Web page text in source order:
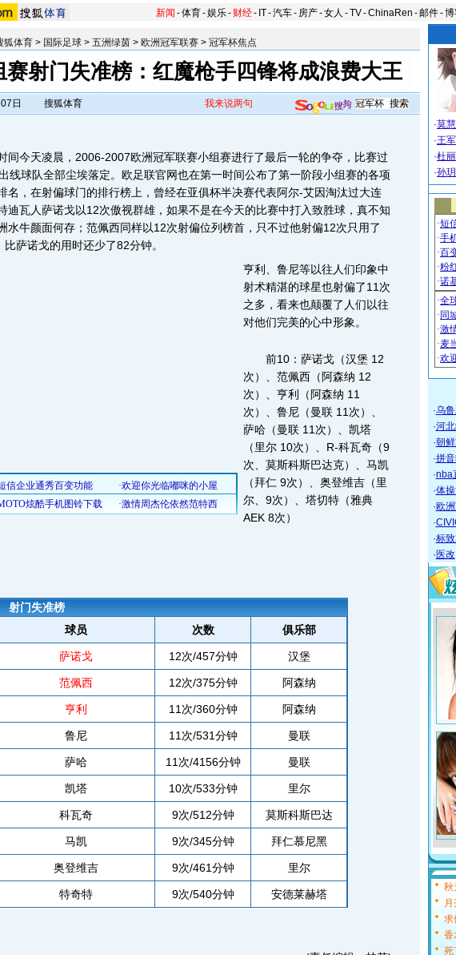
新闻 -体育-娱乐- 财经- IT-汽车- 房产-女人 -TV-ChinaRen -邮件-
狐体育 > 国际足球 > 五洲绿茵 > 欧洲冠军联赛 > 冠军杯焦点
赛射门失准榜：红魔枪手四锋将成浪费大王
日
搜狐体育 我来说两句
今天凌晨，2006-2007欧洲冠军联赛小组赛进行了最后一轮的争夺，比赛过
线球队全部尘埃落定。欧足联官网也在第一时间公布了第一阶段小组赛的各项
名，在射偏球门的排行榜上，曾经在亚俱杯半决赛代表阿尔-艾因淘汰过大连
迪瓦人萨诺戈以12次傲视群雄，如果不是在今天的比赛中打入致胜球，真不知
水牛颜面何存；范佩西同样以12次射偏位列榜首，只不过他射偏12次只用了
萨诺戈的用时还少了82分钟。
亨利、鲁尼等以往人们印象中
射术精湛的球星也射偏了11次
之多，看来也颠覆了人们以往
对他们完美的心中形象。
前10：萨诺戈（汉堡 12
次）、范佩西（阿森纳 12
次）、亨利（阿森纳 11
次）、鲁尼（曼联 11次）、
萨哈（曼联 11次）、凯塔
（里尔 10次）、R-科瓦奇（9
次、莫斯科斯巴达克）、马凯
（拜仁 9次）、奥登维吉（里
尔、9次）、塔切特（雅典
AEK 8次）
射门失准榜
球员
次数 俱乐部
萨诺戈 12次/457分钟 汉堡
范佩西 12次/375分钟 阿森纳
亨利 11次/360分钟 阿森纳
鲁尼 11次/531分钟 曼联
萨哈 11次/4156分钟 曼联
凯塔 10次/533分钟 里尔
科瓦奇 9次/512分钟 莫斯科斯巴达
马凯 9次/345分钟 拜仁慕尼黑
奥登维吉 9次/461分钟 里尔
特奇特 9次/540分钟 安德莱赫塔
·莫
·王
·杜丽
·孙玥
·乌
·河
·朝
·拼
·nba
·体
·欧
·
·标
· 医改
秋
求
香
死